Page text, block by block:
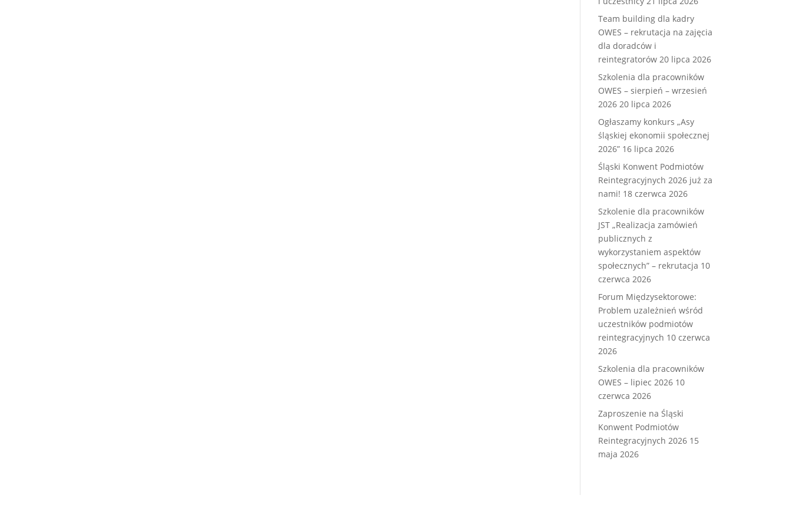
Team building dla kadry
OWES – rekrutacja na zajęcia
dla doradców i
reintegratorów 20 lipca 2026
Szkolenia dla pracowników
OWES – sierpień – wrzesień
2026 20 lipca 2026
Ogłaszamy konkurs „Asy
śląskiej ekonomii społecznej
2026” 16 lipca 2026
Śląski Konwent Podmiotów
Reintegracyjnych 2026 już za
nami! 18 czerwca 2026
Szkolenie dla pracowników
JST „Realizacja zamówień
publicznych z
wykorzystaniem aspektów
społecznych” – rekrutacja 10
czerwca 2026
Forum Międzysektorowe:
Problem uzależnień wśród
uczestników podmiotów
reintegracyjnych 10 czerwca
2026
Szkolenia dla pracowników
OWES – lipiec 2026 10
czerwca 2026
Zaproszenie na Śląski
Konwent Podmiotów
Reintegracyjnych 2026 15
maja 2026